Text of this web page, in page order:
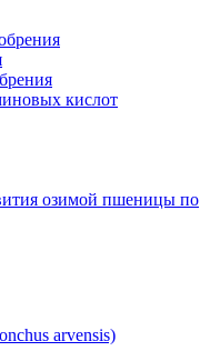
кислот
озимой пшеницы по
arvensis)